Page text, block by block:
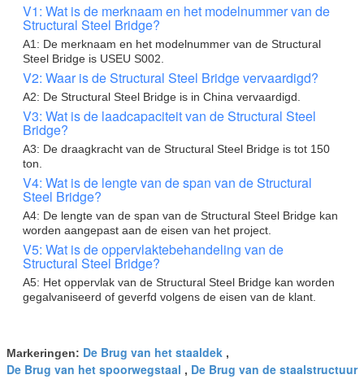
V1: Wat is de merknaam en het modelnummer van de
Structural Steel Bridge?
A1: De merknaam en het modelnummer van de Structural
Steel Bridge is USEU S002.
V2: Waar is de Structural Steel Bridge vervaardigd?
A2: De Structural Steel Bridge is in China vervaardigd.
V3: Wat is de laadcapaciteit van de Structural Steel
Bridge?
A3: De draagkracht van de Structural Steel Bridge is tot 150
ton.
V4: Wat is de lengte van de span van de Structural
Steel Bridge?
A4: De lengte van de span van de Structural Steel Bridge kan
worden aangepast aan de eisen van het project.
V5: Wat is de oppervlaktebehandeling van de
Structural Steel Bridge?
A5: Het oppervlak van de Structural Steel Bridge kan worden
gegalvaniseerd of geverfd volgens de eisen van de klant.
Markeringen: De Brug van het staaldek ,
De Brug van het spoorwegstaal , De Brug van de staalstructuur